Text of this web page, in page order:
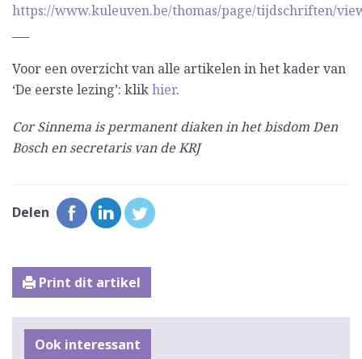
https://www.kuleuven.be/thomas/page/tijdschriften/
Voor een overzicht van alle artikelen in het kader van
‘De eerste lezing’: klikhier.
Cor Sinnema is permanent diaken in het bisdom Den
Bosch en secretaris van de KRJ
Delen
Print dit artikel
Ook interessant